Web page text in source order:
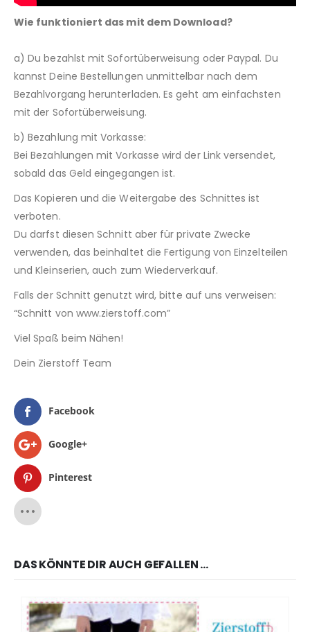
Wie funktioniert das mit dem Download?
a) Du bezahlst mit Sofortüberweisung oder Paypal. Du
kannst Deine Bestellungen unmittelbar nach dem
Bezahlvorgang herunterladen. Es geht am einfachsten
mit der Sofortüberweisung.
b) Bezahlung mit Vorkasse:
Bei Bezahlungen mit Vorkasse wird der Link versendet,
sobald das Geld eingegangen ist.
Das Kopieren und die Weitergabe des Schnittes ist
verboten.
Du darfst diesen Schnitt aber für private Zwecke
verwenden, das beinhaltet die Fertigung von Einzelteilen
und Kleinserien, auch zum Wiederverkauf.
Falls der Schnitt genutzt wird, bitte auf uns verweisen:
“Schnitt von www.zierstoff.com”
Viel Spaß beim Nähen!
Dein Zierstoff Team
Facebook
Google+
Pinterest
DAS KÖNNTE DIR AUCH GEFALLEN …